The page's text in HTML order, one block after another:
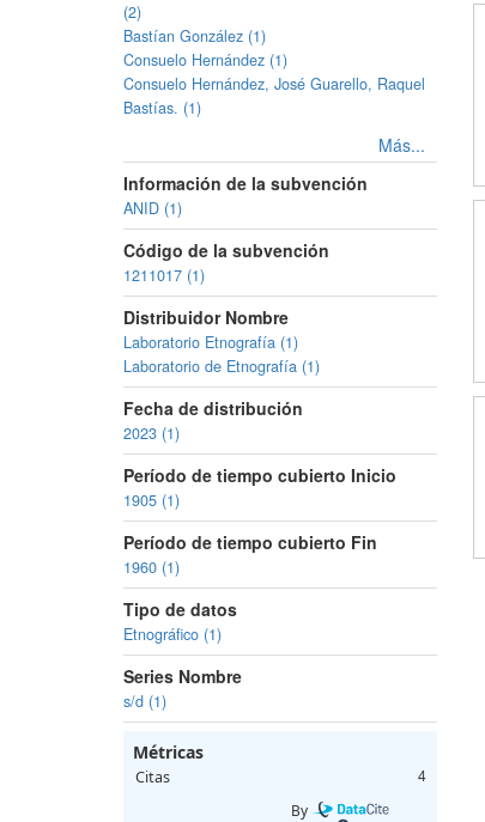
(2)
Bastían González (1)
Consuelo Hernández (1)
Consuelo Hernández, José Guarello, Raquel
Bastías. (1)
Más...
Información de la subvención
ANID (1)
Código de la subvención
1211017 (1)
Distribuidor Nombre
Laboratorio Etnografía (1)
Laboratorio de Etnografía (1)
Fecha de distribución
2023 (1)
Período de tiempo cubierto Inicio
1905 (1)
Período de tiempo cubierto Fin
1960 (1)
Tipo de datos
Etnográfico (1)
Series Nombre
s/d (1)
Métricas
Citas 4
By